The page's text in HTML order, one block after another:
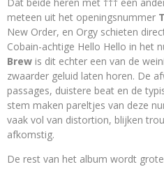
meteen uit het openingsnummer
New Order, en Orgy schieten
Cobain-achtige Hello Hello in het
Brew is dit echter een van de
zwaarder geluid laten horen. De
passages, duistere beat en de
stem maken pareltjes van deze
vaak vol van distortion, blijken
afkomstig.
De rest van het album wordt